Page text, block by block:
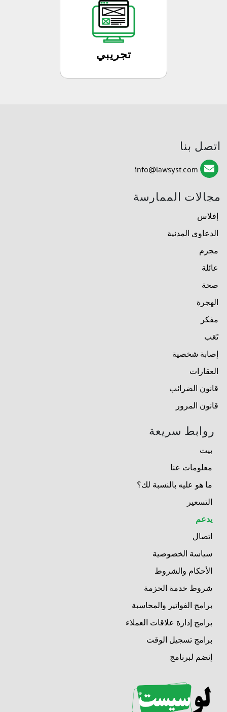
تجريبي
اتصل بنا
info@lawsyst.com
مجالات الممارسة
إفلاس
الدعاوى المدنية
مجرم
عائلة
صحة
الهجرة
مفكر
تَعَب
إصابة شخصية
العقارات
قانون الضرائب
قانون المرور
روابط سريعة
بيت
معلومات عنا
ما هو عليه بالنسبة لك؟
التسعير
يدعم
اتصال
سياسة الخصوصية
الأحكام والشروط
شروط خدمة الحزمة
برامج الفواتير والمحاسبة
برامج إدارة علاقات العملاء
برامج تسجيل الوقت
إنضم لبرنامج